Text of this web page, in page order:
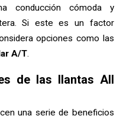
conducción cómoda y
Si este es un factor
opciones como las
A/T.
de las llantas All
una serie de beneficios